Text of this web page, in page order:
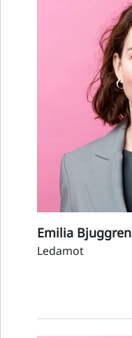
Emilia Bjuggren
Ledamot